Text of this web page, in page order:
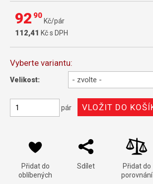
92 90
Kč/pár
112,41 Kč s DPH
Vyberte variantu:
Velikost:
pár
Přidat do
oblíbených
Sdílet
Přidat do
porovnání